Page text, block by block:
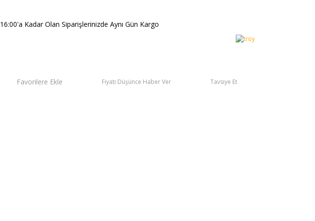
16:00'a Kadar Olan Siparişlerinizde Aynı Gün Kargo
Fiyatı Düşünce Haber Ver Tavsiye Et